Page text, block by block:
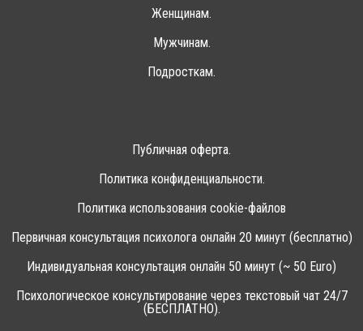
Женщинам.
Мужчинам.
Подросткам.
Публичная оферта.
Политика конфиденциальности.
Политика использования cookie-файлов
Первичная консультация психолога онлайн 20 минут (бесплатно)
Индивидуальная консультация онлайн 50 минут (~ 50 Euro)
Психологическое консультирование через текстовый чат 24/7
(БЕСПЛАТНО).